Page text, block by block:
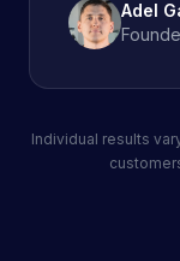
Adel
Individual results